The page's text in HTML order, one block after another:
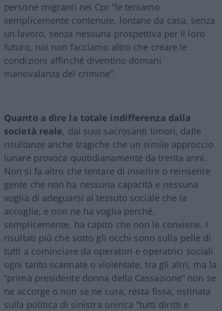
persone migranti nei Cpr ”le teniamo
semplicemente contenute, lontane da casa, senza
un lavoro, senza nessuna prospettiva per il loro
futuro, noi non facciamo altro che creare le
condizioni affinché diventino domani
manovalanza del crimine”.
Quanto a dire la totale indifferenza dalla
società reale, dai suoi sacrosanti timori, dalle
risultanze anche tragiche che un simile approccio
lunare provoca quotidianamente da trenta anni.
Non si fa altro che tentare di inserire o reinserire
gente che non ha nessuna capacità e nessuna
voglia di adeguarsi al tessuto sociale che la
accoglie, e non ne ha voglia perché,
semplicemente, ha capito che non le conviene. I
risultati più che sotto gli occhi sono sulla pelle di
tutti a cominciare da operatori e operatrici sociali
ogni tanto scannate o violentate, tra gli altri, ma la
“prima presidente donna della Cassazione” non se
ne accorge o non se ne cura, resta fissa, ostinata
sulla politica di sinistra onirica “tutti diritti e